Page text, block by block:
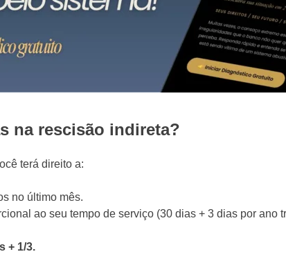
na rescisão indireta?
terá direito a:
no último mês.
ao seu tempo de serviço (30 dias + 3 dias por ano
+ 1/3.